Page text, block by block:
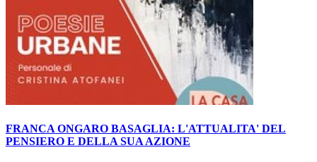
FRANCA ONGARO BASAGLIA: L'ATTUALITA' DEL
PENSIERO E DELLA SUA AZIONE